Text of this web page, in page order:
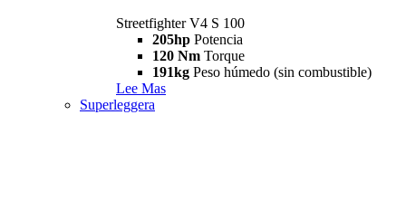
Streetfighter V4 S 100
205hp Potencia
120 Nm Torque
191kg Peso húmedo (sin combustible)
Lee Mas
Superleggera